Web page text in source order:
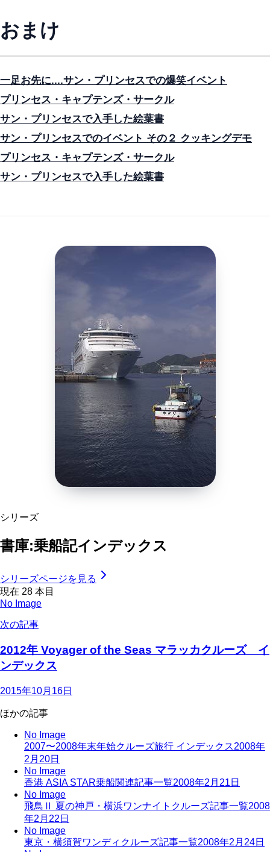
おまけ
一足お先に....サン・プリンセスでの爆笑イベント
プリンセス・キャプテンズ・サークル
サン・プリンセスで入手した絵葉書
サン・プリンセスでのイベント その２ クッキングデモ
プリンセス・キャプテンズ・サークル
サン・プリンセスで入手した絵葉書
シリーズ
書庫:乗船記インデックス
シリーズページを見る
現在 28 本目
No Image
次の記事
2012年 Voyager of the Seas マラッカクルーズ イ
ンデックス
2015年10月16日
ほかの記事
No Image
2007〜2008年末年始クルーズ旅行 インデックス2008年
2月20日
No Image
香港 ASIA STAR乗船関連記事一覧2008年2月21日
No Image
飛鳥Ⅱ 夏の神戸・横浜ワンナイトクルーズ記事一覧2008
年2月22日
No Image
東京・横須賀ワンディクルーズ記事一覧2008年2月24日